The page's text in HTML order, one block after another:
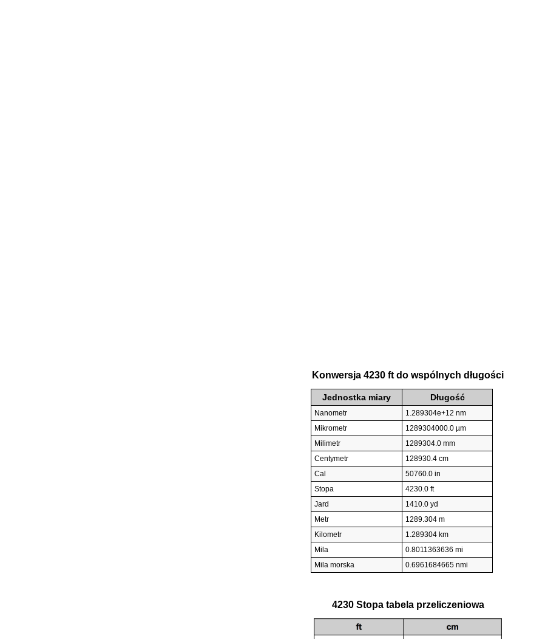
Konwersja 4230 ft do wspólnych długości
Jednostka miary Długość
Nanometr
1.289304e+12 nm
Mikrometr
1289304000.0 µm
Milimetr
1289304.0 mm
Centymetr
128930.4 cm
Cal
50760.0 in
Stopa
4230.0 ft
Jard
1410.0 yd
Metr
1289.304 m
Kilometr
1.289304 km
Mila
0.8011363636 mi
Mila morska
0.6961684665 nmi
4230 Stopa tabela przeliczeniowa